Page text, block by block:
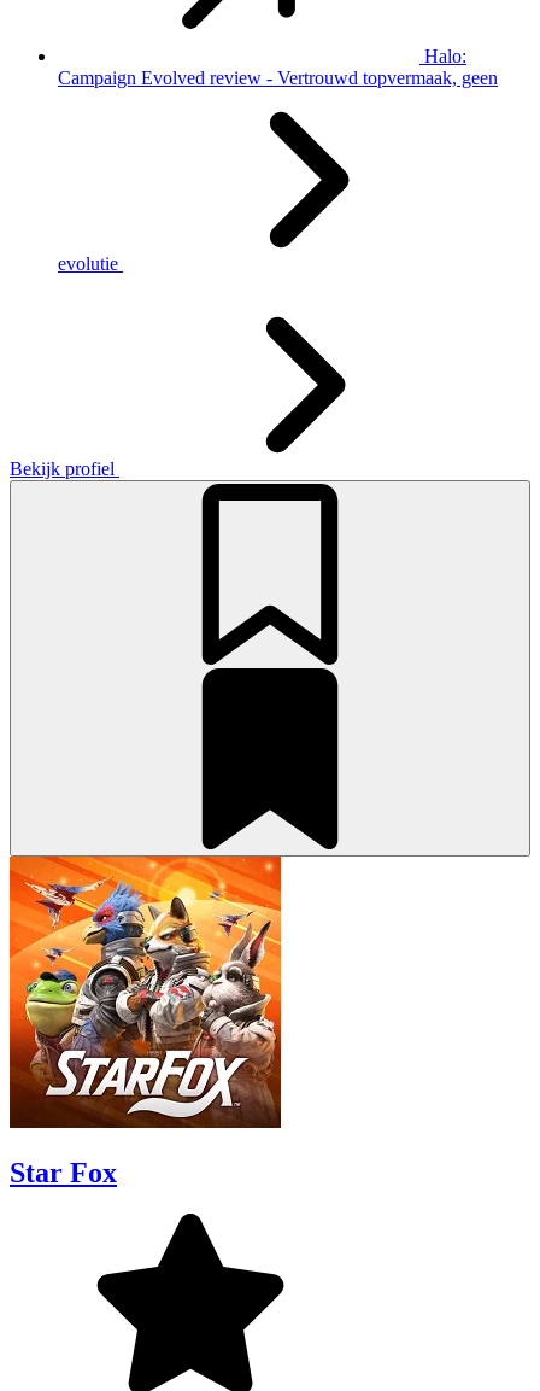
Halo:
Campaign Evolved review - Vertrouwd topvermaak, geen
evolutie
Bekijk profiel
Star Fox